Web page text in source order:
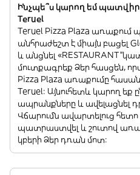
Ինչպե՞ս կարող եմ
Teruel
Teruel Pizza Plaza առաքում
անհրաժեշտ է միայն բացել
և անցնել
մուտքագրեք Ձեր հասցեն,
Pizza Plaza առաքումը
Teruel: Այնուհետև կարող
ապրանքները և ավելացնել
Վճարումն ավարտելուց
պատրաստվել և շուտով
կբերի Ձեր դռան մոտ: